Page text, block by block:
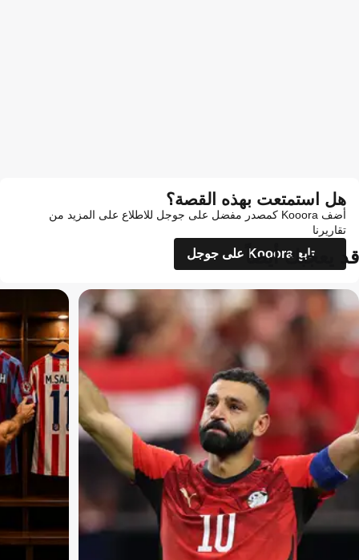
هل استمتعت بهذه القصة؟
أضف Kooora كمصدر مفضل على جوجل للاطلاع على المزيد من
تقاريرنا
تابع Kooora على جوجل
قد يعجبك أيضاً